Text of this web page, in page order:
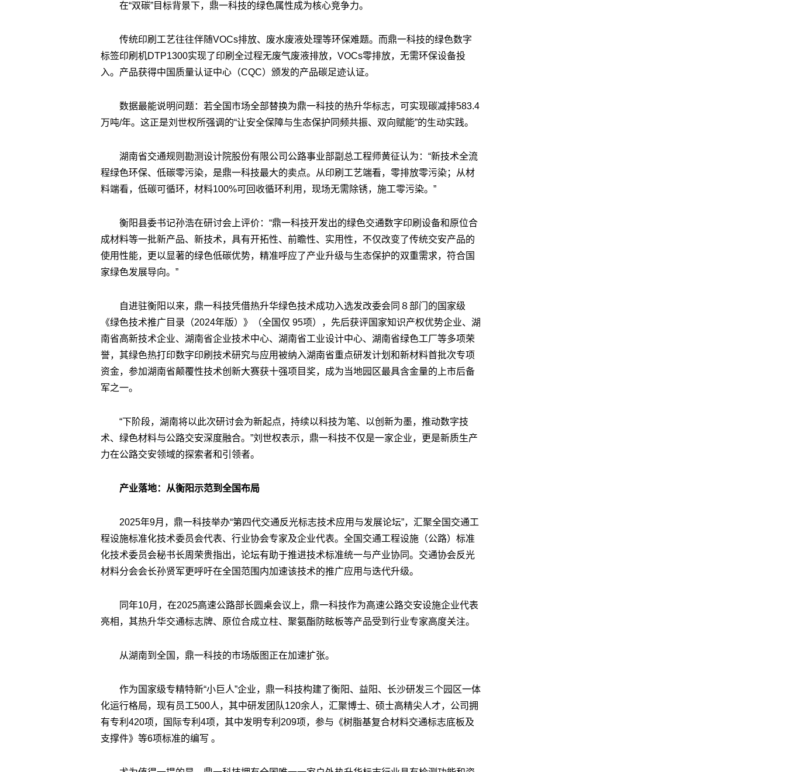
在“双碳”目标背景下，鼎一科技的绿色属性成为核心竞争力。
传统印刷工艺往往伴随VOCs排放、废水废液处理等环保难题。而鼎一科技的绿色数字
标签印刷机DTP1300实现了印刷全过程无废气废液排放，VOCs零排放，无需环保设备投
入。产品获得中国质量认证中心（CQC）颁发的产品碳足迹认证。
数据最能说明问题：若全国市场全部替换为鼎一科技的热升华标志，可实现碳减排583.4
万吨/年。这正是刘世权所强调的“让安全保障与生态保护同频共振、双向赋能”的生动实践。
湖南省交通规则勘测设计院股份有限公司公路事业部副总工程师黄征认为：“新技术全流
程绿色环保、低碳零污染，是鼎一科技最大的卖点。从印刷工艺端看，零排放零污染；从材
料端看，低碳可循环，材料100%可回收循环利用，现场无需除锈，施工零污染。”
衡阳县委书记孙浩在研讨会上评价：“鼎一科技开发出的绿色交通数字印刷设备和原位合
成材料等一批新产品、新技术，具有开拓性、前瞻性、实用性，不仅改变了传统交安产品的
使用性能，更以显著的绿色低碳优势，精准呼应了产业升级与生态保护的双重需求，符合国
家绿色发展导向。”
自进驻衡阳以来，鼎一科技凭借热升华绿色技术成功入选发改委会同８部门的国家级
《绿色技术推广目录（2024年版）》（全国仅 95项），先后获评国家知识产权优势企业、湖
南省高新技术企业、湖南省企业技术中心、湖南省工业设计中心、湖南省绿色工厂等多项荣
誉，其绿色热打印数字印刷技术研究与应用被纳入湖南省重点研发计划和新材料首批次专项
资金，参加湖南省颠覆性技术创新大赛获十强项目奖，成为当地园区最具含金量的上市后备
军之一。
“下阶段，湖南将以此次研讨会为新起点，持续以科技为笔、以创新为墨，推动数字技
术、绿色材料与公路交安深度融合。”刘世权表示，鼎一科技不仅是一家企业，更是新质生产
力在公路交安领域的探索者和引领者。
产业落地：从衡阳示范到全国布局
2025年9月，鼎一科技举办“第四代交通反光标志技术应用与发展论坛”，汇聚全国交通工
程设施标准化技术委员会代表、行业协会专家及企业代表。全国交通工程设施（公路）标准
化技术委员会秘书长周荣贵指出，论坛有助于推进技术标准统一与产业协同。交通协会反光
材料分会会长孙贤军更呼吁在全国范围内加速该技术的推广应用与迭代升级。
同年10月，在2025高速公路部长圆桌会议上，鼎一科技作为高速公路交安设施企业代表
亮相，其热升华交通标志牌、原位合成立柱、聚氨酯防眩板等产品受到行业专家高度关注。
从湖南到全国，鼎一科技的市场版图正在加速扩张。
作为国家级专精特新“小巨人”企业，鼎一科技构建了衡阳、益阳、长沙研发三个园区一体
化运行格局，现有员工500人，其中研发团队120余人，汇聚博士、硕士高精尖人才，公司拥
有专利420项，国际专利4项，其中发明专利209项，参与《树脂基复合材料交通标志底板及
支撑件》等6项标准的编写 。